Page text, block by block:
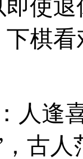
使
棋
逢喜
古